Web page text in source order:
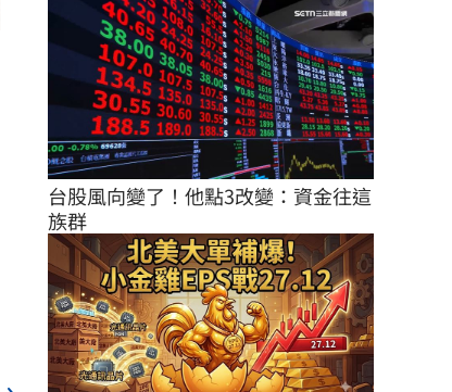
台股風向變了！他點3改變：資金往這
族群